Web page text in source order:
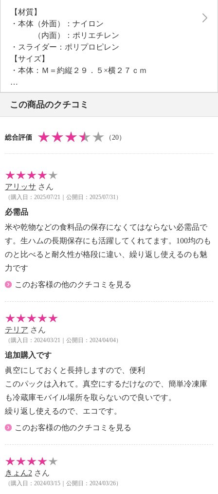
は逆止弁仕様。空気を抜くことで食材に合わせてピタ
ッと真空保存ができるので、冷凍した時に霜が付きに
くいのもうれしいポイントです。
■使い勝手の良い仕様：
透明なので中身が見えて便利。冷蔵・冷凍保存が可能
で、横にも縦にも置けて隙間収納もできるため、食材
がきれいに整理できそうです。
袋を開けた状態で、冷凍した食材を電子レンジで解凍
※必ず袋を開けてから、解凍モード（約２００Ｗ前
後）を使用してください。電子レンジの温めは使用で
きません
こそ、場所を取りにくく、使わない時は収納場所にも
困りません。
２種類のサイズをセットでお届けするので、食材の大
きさによって使い分けができます。
【材質】
・本体（外面）：ナイロン
（内面）：ポリエチレン
・スライダー：ポリプロピレン
【サイズ】
・本体：Ｍ＝約縦２９．５×横２７ｃｍ
Ｓ＝約縦２２．５×横２０ｃｍ
・スライダー：約縦３×横１．２×厚さ０．６ｃｍ
【耐熱（冷）温度・温度差】
・本体：耐熱温度＝１００℃
【使用可能 熱／冷源】
・ガス：不可、電磁（ＩＨ）調理器：不可、電熱調理
オーブン：不可、冷蔵：可、冷凍：可
※電子レンジは解凍モードで使用可（必ず袋を開けて
から、約２００Ｗ前後）
【メンテナンス】
・食器洗い機：不可、食器乾燥機：不可
※詳細は取扱説明書参照
・ご使用になる前に食器用洗剤を使い、柔らかいスポ
ンジで洗う。
・完全に乾かしてから再利用する。
・磨き粉やシンナー、ベンジンを使ったり、たわし等
【使用上の注意】
※詳細は取扱説明書参照
・専用のヒューロック真空ポンプがないと真空にはな
らない（本品に付属なし）。
・本来の目的以外での使用はしない。
場所に保管しない。
・お子様の手の届かない所に保管する。
・電子レンジの温めは使用できない。
・電子レンジは、冷凍した食材を解凍する時だけ使用
・製氷目的には使用しない。
・袋に印字されている大きな青丸【〇】の内側には食
材を入れて真空しない。
・袋には８割以下を目安に食材を入れる。
・吸引弁のフィルム部分に食材や食材のカスや粉等が
この商品のクチコミ
総合評価 （20）
アリッサ さん
（購入日：2025/07/21｜公開日：2025/07/31）
必需品
米や乾物などの食料品の保存になくてはならない必需品で
す。生ハムの長期保存にも活躍してくれてます。100均のも
のと比べると耐久性が格段に違い、繰り返し使えるのも魅
力です
このお客様の他のクチコミを見る
テリア さん
（購入日：2024/03/21｜公開日：2024/04/04）
追加購入です
眞空にしておくと長持しますので、便利
このパックは入れて。真空にするだけなので、簡単冷凍庫
も冷蔵庫モバイル場所を取らないので良いです。
繰り返し使えるので、エコです。
このお客様の他のクチコミを見る
きょん2 さん
（購入日：2024/03/15｜公開日：2024/03/26）